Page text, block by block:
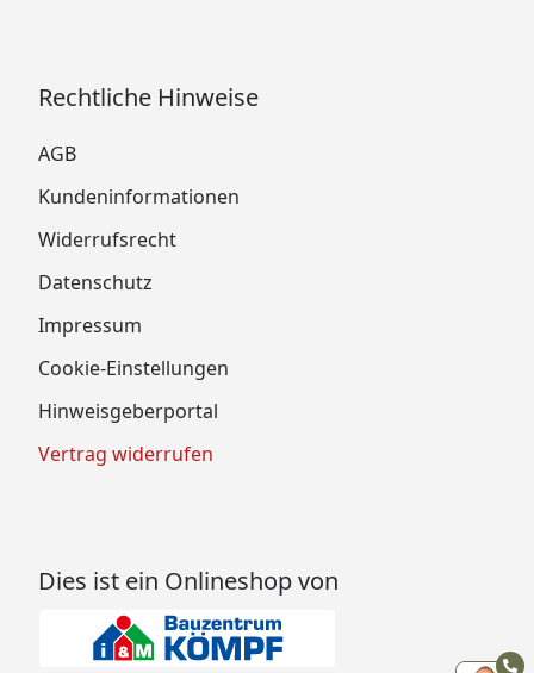
Rechtliche Hinweise
AGB
Kundeninformationen
Widerrufsrecht
Datenschutz
Impressum
Cookie-Einstellungen
Hinweisgeberportal
Vertrag widerrufen
Dies ist ein Onlineshop von